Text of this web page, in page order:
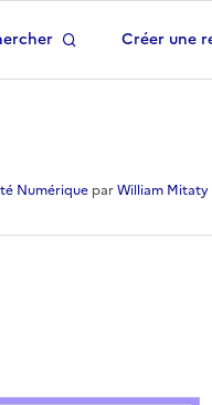
Créer une
NumériqueparWilliam Mitaty